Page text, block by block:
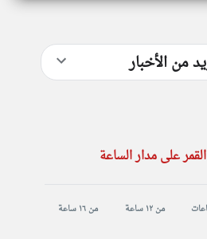
من الأخبار
على مدار الساعة
من ١٢ ساعة من ١٦ ساعة